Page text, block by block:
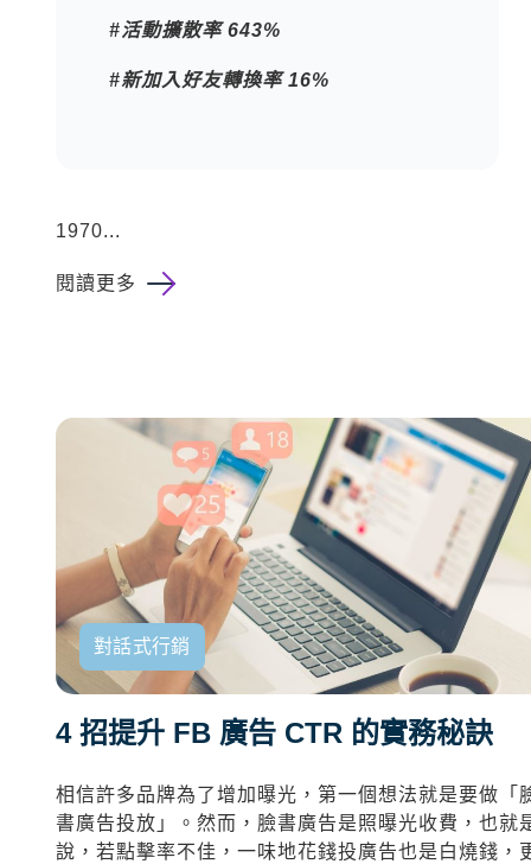
#活動擴散率 643%
#新加入好友轉換率 16%
1970...
閱讀更多
對話式行銷
4 招提升 FB 廣告 CTR 的實務秘訣
相信許多品牌為了增加曝光，第一個想法就是要做「
書廣告投放」。然而，臉書廣告是照曝光收費，也就
說，若點擊率不佳，一味地花錢投廣告也是白燒錢，